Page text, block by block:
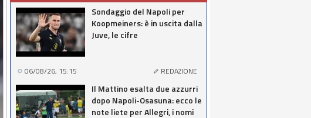
Sondaggio del Napoli per
Koopmeiners: è in uscita dalla
Juve, le cifre
06/08/26, 15:15 REDAZIONE
Il Mattino esalta due azzurri
dopo Napoli-Osasuna: ecco le
note liete per Allegri, i nomi